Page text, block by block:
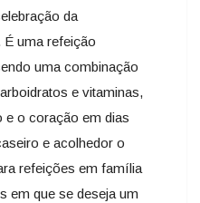
da
É uma refeição
uma combinação
e vitaminas,
e o coração em dias
e acolhedor o
refeições em família
em que se deseja um